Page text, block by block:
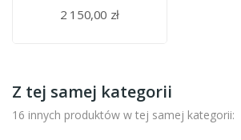
2 150,00 zł
Z tej samej kategorii
16 innych produktów w tej samej kategorii: